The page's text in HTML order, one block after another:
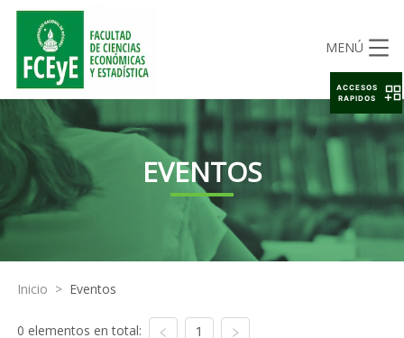
MENÚ
EVENTOS
Inicio > Eventos
0 elementos en total: 1
ACCESOS
RAPIDOS